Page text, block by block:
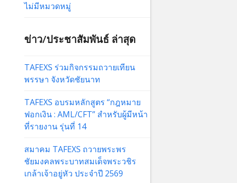
ไม่มีหมวดหมู่
ข่าว/ประชาสัมพันธ์ ล่าสุด
TAFEXS ร่วมกิจกรรมถวายเทียน
พรรษา จังหวัดชัยนาท
TAFEXS อบรมหลักสูตร “กฎหมาย
ฟอกเงิน : AML/CFT” สำหรับผู้มีหน้า
ที่รายงาน รุ่นที่ 14
สมาคม TAFEXS ถวายพระพร
ชัยมงคลพระบาทสมเด็จพระวชิร
เกล้าเจ้าอยู่หัว ประจำปี 2569